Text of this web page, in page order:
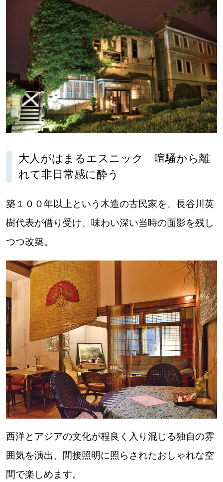
大人がはまるエスニック 喧騒から離
れて非日常感に酔う
築１００年以上という木造の古民家を、長谷川英
樹代表が借り受け、味わい深い当時の面影を残し
つつ改築。
西洋とアジアの文化が程良く入り混じる独自の雰
囲気を演出、間接照明に照らされたおしゃれな空
間で楽しめます。